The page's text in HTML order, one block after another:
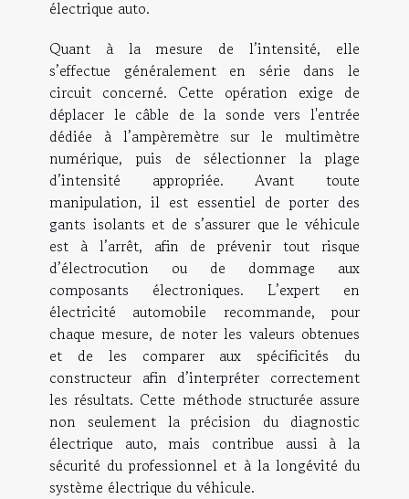
électrique auto.
Quant à la mesure de l’intensité, elle
s’effectue généralement en série dans le
circuit concerné. Cette opération exige de
déplacer le câble de la sonde vers l'entrée
dédiée à l’ampèremètre sur le multimètre
numérique, puis de sélectionner la plage
d’intensité appropriée. Avant toute
manipulation, il est essentiel de porter des
gants isolants et de s’assurer que le véhicule
est à l’arrêt, afin de prévenir tout risque
d’électrocution ou de dommage aux
composants électroniques. L’expert en
électricité automobile recommande, pour
chaque mesure, de noter les valeurs obtenues
et de les comparer aux spécificités du
constructeur afin d’interpréter correctement
les résultats. Cette méthode structurée assure
non seulement la précision du diagnostic
électrique auto, mais contribue aussi à la
sécurité du professionnel et à la longévité du
système électrique du véhicule.